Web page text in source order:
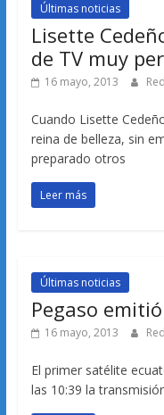
Últimas noticias
Lisette
de TV muy
16 mayo, 2013
Cuando Lisette
reina de belleza, sin
preparado otros
Leer más
Últimas noticias
Pegaso
16 mayo, 2013
El primer satélite
las 10:39 la